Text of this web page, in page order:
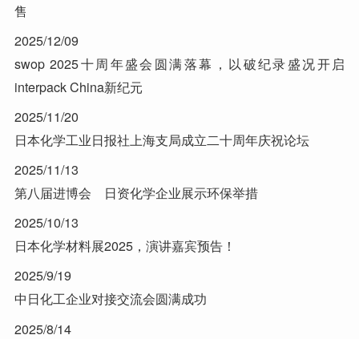
售
2025/12/09
swop 2025十周年盛会圆满落幕，以破纪录盛况开启
interpack China新纪元
2025/11/20
日本化学工业日报社上海支局成立二十周年庆祝论坛
2025/11/13
第八届进博会 日资化学企业展示环保举措
2025/10/13
日本化学材料展2025，演讲嘉宾预告！
2025/9/19
中日化工企业对接交流会圆满成功
2025/8/14